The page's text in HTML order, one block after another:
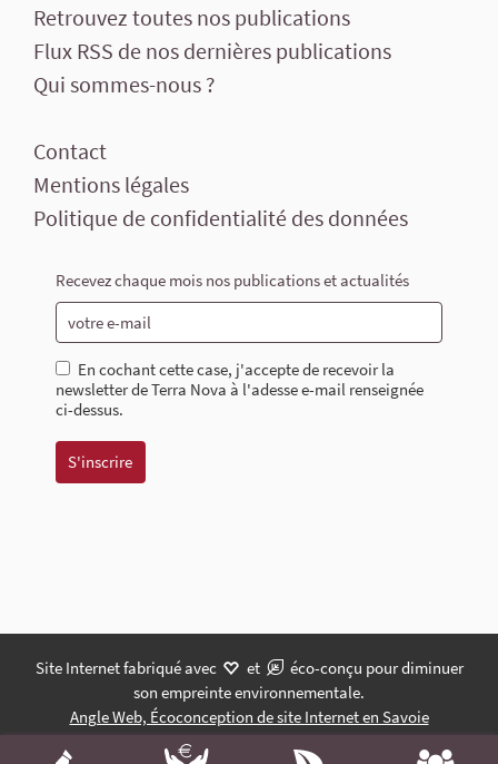
Retrouvez toutes nos publications
Flux RSS de nos dernières publications
Qui sommes-nous ?
Contact
Mentions légales
Politique de confidentialité des données
Recevez chaque mois nos publications et actualités
En cochant cette case, j'accepte de recevoir la
newsletter de Terra Nova à l'adesse e-mail renseignée
ci-dessus.
Site Internet fabriqué avec et
éco-conçu pour diminuer
son empreinte environnementale.
Angle Web, Écoconception de site Internet en Savoie